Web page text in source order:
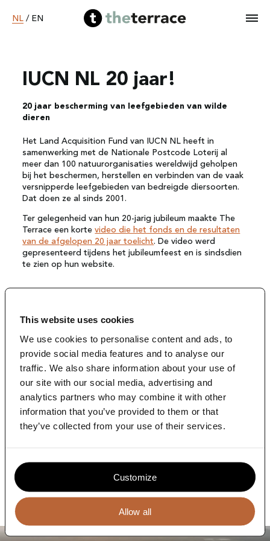
This website uses cookies
We use cookies to personalise content and ads, to
provide social media features and to analyse our
traffic. We also share information about your use of
our site with our social media, advertising and
analytics partners who may combine it with other
information that you’ve provided to them or that
they’ve collected from your use of their services.
Allow all
Customize
NL / EN
Home
Ons werk
B Corp worden
Over ons
Blog
IUCN NL 20 jaar!
20 jaar bescherming van leefgebieden van wilde
dieren
Het Land Acquisition Fund van IUCN NL heeft in
samenwerking met de Nationale Postcode Loterij al
meer dan 100 natuurorganisaties wereldwijd geholpen
bij het beschermen, herstellen en verbinden van de vaak
versnipperde leefgebieden van bedreigde diersoorten.
Dat doen ze al sinds 2001.
Ter gelegenheid van hun 20-jarig jubileum maakte The
Terrace een kortevideo die het fonds en de resultaten
van de afgelopen 20 jaar toelicht. De video werd
gepresenteerd tijdens het jubileumfeest en is sindsdien
te zien op hun website.
Het creëren van positieve impact
The Terrace heeft IUCN NL geholpen bij het verspreiden
met het Land Acquisition Fund. Naast hun invloedrijke
rol in de bescherming van wilde dieren, hebben ze ook
te inspireren om de dieren en hun leefgebieden te
beschermen. The Terrace is trots om hier deel van uit te